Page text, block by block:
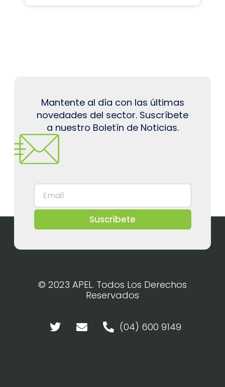
Mantente al día con las últimas
novedades del sector. Suscríbete
a nuestro Boletín de Noticias.
Suscríbete
© 2023 APEL. Todos Los Derechos
Reservados
(04) 600 9149